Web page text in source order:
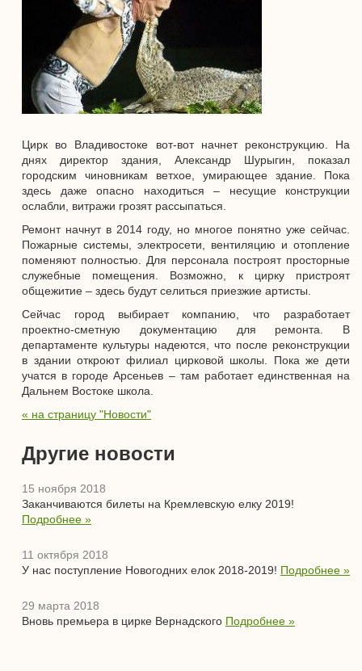
Цирк во Владивостоке вот-вот начнет реконструкцию. На
днях директор здания, Александр Шурыгин, показал
городским чиновникам ветхое, умирающее здание. Пока
здесь даже опасно находиться – несущие конструкции
ослабли, витражи грозят рассыпаться.
Ремонт начнут в 2014 году, но многое понятно уже сейчас.
Пожарные системы, электросети, вентиляцию и отопление
поменяют полностью. Для персонала построят просторные
служебные помещения. Возможно, к цирку пристроят
общежитие – здесь будут селиться приезжие артисты.
Сейчас город выбирает компанию, что разработает
проектно-сметную документацию для ремонта. В
департаменте культуры надеются, что после реконструкции
в здании откроют филиал цирковой школы. Пока же дети
учатся в городе Арсеньев – там работает единственная на
Дальнем Востоке школа.
« на страницу "Новости"
Другие новости
15 ноября 2018
Заканчиваются билеты на Кремлевскую елку 2019!
Подробнее »
11 октября 2018
У нас поступление Новогодних елок 2018-2019! Подробнее »
29 марта 2018
Вновь премьера в цирке Вернадского Подробнее »